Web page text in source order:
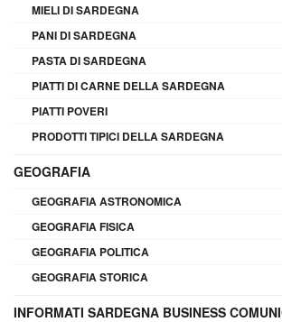
MIELI DI SARDEGNA
PANI DI SARDEGNA
PASTA DI SARDEGNA
PIATTI DI CARNE DELLA SARDEGNA
PIATTI POVERI
PRODOTTI TIPICI DELLA SARDEGNA
GEOGRAFIA
GEOGRAFIA ASTRONOMICA
GEOGRAFIA FISICA
GEOGRAFIA POLITICA
GEOGRAFIA STORICA
INFORMATI SARDEGNA BUSINESS